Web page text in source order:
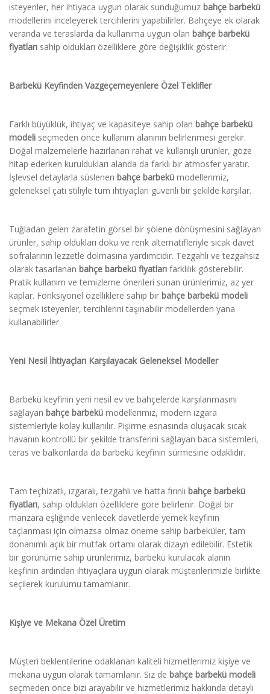
isteyenler, her ihtiyaca uygun olarak sunduğumuz bahçe barbekü
modellerini inceleyerek tercihlerini yapabilirler. Bahçeye ek olarak
veranda ve teraslarda da kullanıma uygun olan bahçe barbekü
fiyatları sahip oldukları özelliklere göre değişiklik gösterir.
Barbekü Keyfinden Vazgeçemeyenlere Özel Teklifler
Farklı büyüklük, ihtiyaç ve kapasiteye sahip olan bahçe barbekü
modeli seçmeden önce kullanım alanının belirlenmesi gerekir.
Doğal malzemelerle hazırlanan rahat ve kullanışlı ürünler, göze
hitap ederken kuruldukları alanda da farklı bir atmosfer yaratır.
İşlevsel detaylarla süslenen bahçe barbekü modellerimiz,
geleneksel çatı stiliyle tüm ihtiyaçları güvenli bir şekilde karşılar.
Tuğladan gelen zarafetin görsel bir şölene dönüşmesini sağlayan
ürünler, sahip oldukları doku ve renk alternatifleriyle sıcak davet
sofralarının lezzetle dolmasına yardımcıdır. Tezgahlı ve tezgahsız
olarak tasarlanan bahçe barbekü fiyatları farklılık gösterebilir.
Pratik kullanım ve temizleme önerileri sunan ürünlerimiz, az yer
kaplar. Fonksiyonel özelliklere sahip bir bahçe barbekü modeli
seçmek isteyenler, tercihlerini taşınabilir modellerden yana
kullanabilirler.
Yeni Nesil İhtiyaçları Karşılayacak Geleneksel Modeller
Barbekü keyfinin yeni nesil ev ve bahçelerde karşılanmasını
sağlayan bahçe barbekü modellerimiz, modern ızgara
sistemleriyle kolay kullanılır. Pişirme esnasında oluşacak sıcak
havanın kontrollü bir şekilde transferini sağlayan baca sistemleri,
teras ve balkonlarda da barbekü keyfinin sürmesine odaklıdır.
Tam teçhizatlı, ızgaralı, tezgahlı ve hatta fırınlı bahçe barbekü
fiyatları, sahip oldukları özelliklere göre belirlenir. Doğal bir
manzara eşliğinde verilecek davetlerde yemek keyfinin
taçlanması için olmazsa olmaz öneme sahip barbeküler, tam
donanımlı açık bir mutfak ortamı olarak dizayn edilebilir. Estetik
bir görünüme sahip ürünlerimiz, barbekü kurulacak alanın
keşfinin ardından ihtiyaçlara uygun olarak müşterilerimizle birlikte
seçilerek kurulumu tamamlanır.
Kişiye ve Mekana Özel Üretim
Müşteri beklentilerine odaklanan kaliteli hizmetlerimiz kişiye ve
mekana uygun olarak tamamlanır. Siz de bahçe barbekü modeli
seçmeden önce bizi arayabilir ve hizmetlerimiz hakkında detaylı